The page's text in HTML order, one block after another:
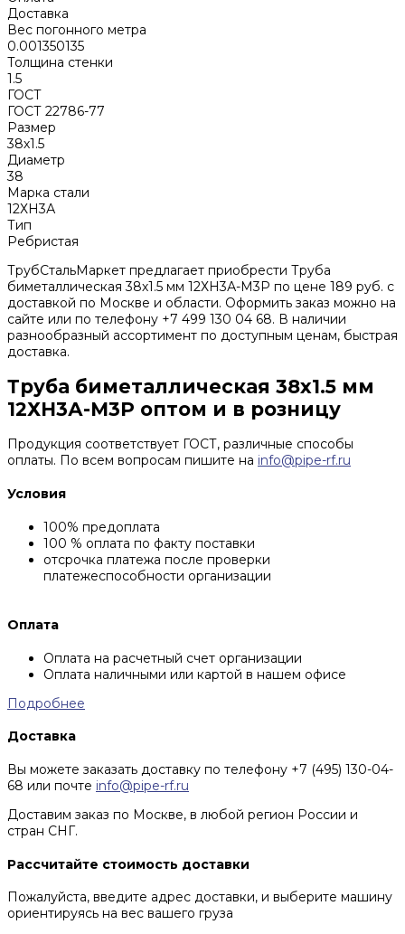
Доставка
Вес погонного метра
0.001350135
Толщина стенки
1.5
ГОСТ
ГОСТ 22786-77
Размер
38х1.5
Диаметр
38
Марка стали
12ХН3А
Тип
Ребристая
ТрубСтальМаркет предлагает приобрести Труба
биметаллическая 38х1.5 мм 12ХН3А-М3Р по цене 189 руб. с
доставкой по Москве и области. Оформить заказ можно на
сайте или по телефону +7 499 130 04 68. В наличии
разнообразный ассортимент по доступным ценам, быстрая
доставка.
Труба биметаллическая 38х1.5 мм
12ХН3А-М3Р оптом и в розницу
Продукция соответствует ГОСТ, различные способы
оплаты. По всем вопросам пишите на info@pipe-rf.ru
Условия
100% предоплата
100 % оплата по факту поставки
отсрочка платежа после проверки
платежеспособности организации
Оплата
Оплата на расчетный счет организации
Оплата наличными или картой в нашем офисе
Подробнее
Доставка
Вы можете заказать доставку по телефону +7 (495) 130-04-
68 или почте info@pipe-rf.ru
Доставим заказ по Москве, в любой регион России и
стран СНГ.
Рассчитайте стоимость доставки
Пожалуйста, введите адрес доставки, и выберите машину
ориентируясь на вес вашего груза